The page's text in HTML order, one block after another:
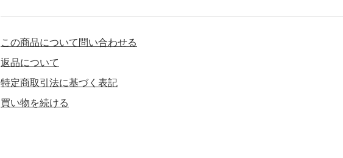
この商品について問い合わせる
返品について
特定商取引法に基づく表記
買い物を続ける